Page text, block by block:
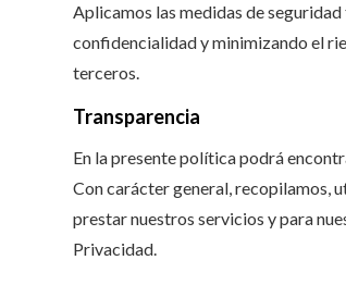
Aplicamos las medidas de
confidencialidad y minimizando el
terceros.
Transparencia
En la presente política podrá
Con carácter general, recopilamos,
prestar nuestros servicios y para
Privacidad.